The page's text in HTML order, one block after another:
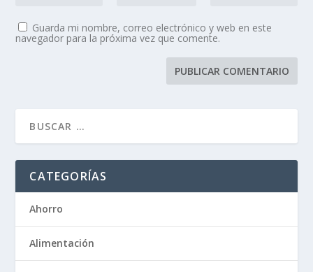
Guarda mi nombre, correo electrónico y web en este
navegador para la próxima vez que comente.
CATEGORÍAS
Ahorro
Alimentación